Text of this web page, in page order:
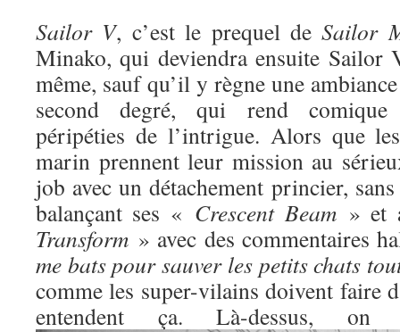
Sailor V, c’est le prequel deSailor
Minako, qui deviendra ensuite Sailor
même, sauf qu’il y règne une
second degré, qui rend comique
péripéties de l’intrigue. Alors que
marin prennent leur mission au
job avec un détachement princier,
balançant ses « Crescent Beam» et
Transform » avec des commentaires
me bats pour sauver les petits chats
comme les super-vilains doivent faire
entendent ça. Là-dessus,